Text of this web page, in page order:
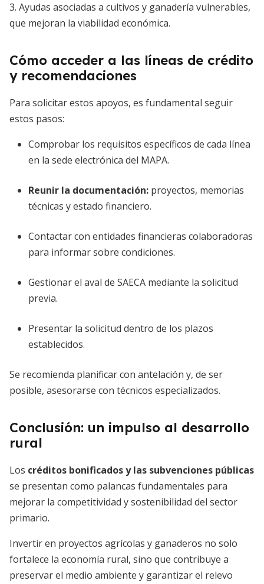
3. Ayudas asociadas a cultivos y ganadería vulnerables,
que mejoran la viabilidad económica.
Cómo acceder a las líneas de crédito
y recomendaciones
Para solicitar estos apoyos, es fundamental seguir
estos pasos:
Comprobar los requisitos específicos de cada línea
en la sede electrónica del MAPA.
Reunir la documentación: proyectos, memorias
técnicas y estado financiero.
Contactar con entidades financieras colaboradoras
para informar sobre condiciones.
Gestionar el aval de SAECA mediante la solicitud
previa.
Presentar la solicitud dentro de los plazos
establecidos.
Se recomienda planificar con antelación y, de ser
posible, asesorarse con técnicos especializados.
Conclusión: un impulso al desarrollo
rural
Los créditos bonificados y las subvenciones públicas
se presentan como palancas fundamentales para
mejorar la competitividad y sostenibilidad del sector
primario.
Invertir en proyectos agrícolas y ganaderos no solo
fortalece la economía rural, sino que contribuye a
preservar el medio ambiente y garantizar el relevo